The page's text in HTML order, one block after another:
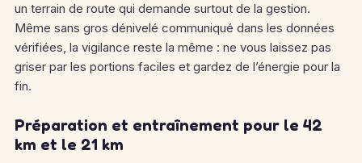
un terrain de route qui demande surtout de la gestion.
Même sans gros dénivelé communiqué dans les données
vérifiées, la vigilance reste la même : ne vous laissez pas
griser par les portions faciles et gardez de l’énergie pour la
fin.
Préparation et entraînement pour le 42
km et le 21 km